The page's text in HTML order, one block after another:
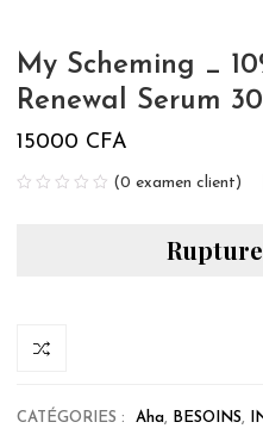
My Scheming _
Renewal Serum
15000 CFA
(0 examen client)
CATÉGORIES : Aha, BESOINS,